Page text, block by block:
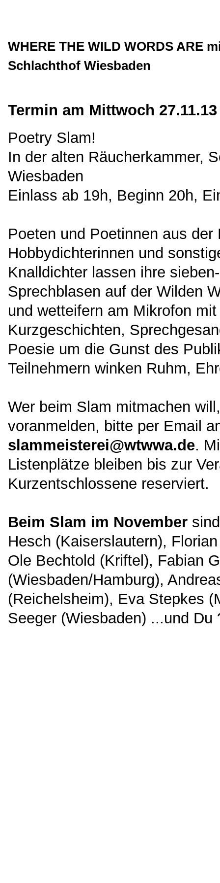
WHERE THE WILD WORDS ARE
Schlachthof Wiesbaden
Termin am Mittwoch 27.11.13
Poetry Slam!
In der alten Räucherkammer,
Wiesbaden
Einlass ab 19h, Beginn 20h,
Poeten und Poetinnen aus
Hobbydichterinnen und
Knalldichter lassen ihre
Sprechblasen auf der Wilden
und wetteifern am Mikrofon
Kurzgeschichten,
Poesie um die Gunst des
Teilnehmern winken Ruhm,
Wer beim Slam mitmachen
voranmelden, bitte per Email
slammeisterei@wtwwa.de.
Listenplätze bleiben bis zur
Kurzentschlossene reserviert.
Beim Slam im November
Hesch (Kaiserslautern),
Ole Bechtold (Kriftel), Fabian
(Wiesbaden/Hamburg),
(Reichelsheim), Eva Stepkes
Seeger (Wiesbaden) ...und Du